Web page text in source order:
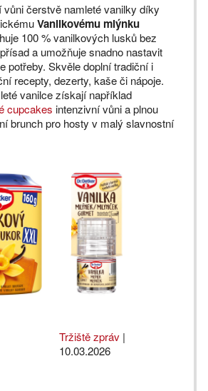
vůni čerstvě namleté vanilky díky
Vanilkovému mlýnku
100 % vanilkových lusků bez
a umožňuje snadno nastavit
potřeby. Skvěle doplní tradiční i
recepty, dezerty, kaše či nápoje.
vanilce získají například
cupcakes intenzivní vůni a plnou
brunch pro hosty v malý slavnostní
Tržiště zpráv |
10.03.2026